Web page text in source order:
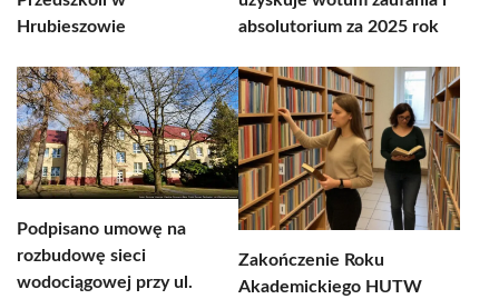
Hrubieszowie
absolutorium za 2025 rok
Podpisano umowę na
rozbudowę sieci
wodociągowej przy ul.
Zakończenie Roku
Akademickiego HUTW